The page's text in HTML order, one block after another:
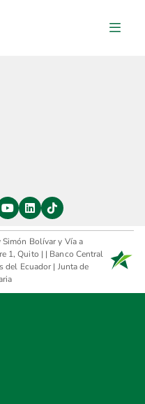
Bolívar y Vía a
1, Quito | | Banco Central
del Ecuador | Junta de